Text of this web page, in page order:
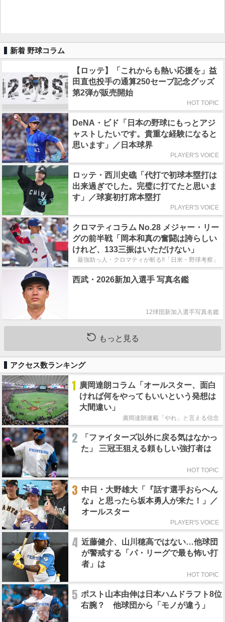
新着 野球コラム
【ロッテ】「これからも熱い応援を」益
田直也投手の通算250セーブ記念グッズ
第2弾が販売開始
HOT TOPIC
DeNA・ビド「日本の野球にもっとアジ
ャストしたいです。貴重な経験になると
思います」／日本球界
PLAYER'S VOICE
ロッテ・西川史礁「代打で初球本塁打は
出来過ぎでした。完璧に打てたと思いま
す」／球宴初打席本塁打
PLAYER'S VOICE
クロマティコラム No.28 メジャー・リー
グの前半戦「岡本和真の奮闘は誇らしい
けれど、133三振はいただけない」
最強助っ人・クロマティが斬る!!「日米・野球考察」
西武・2026新加入選手 写真名鑑
12球団新加入選手写真名鑑
もっと見る
アクセス数ランキング
1 廣岡達朗コラム「オールスター、面白
ければ何をやってもいいという発想は
大間違い」
廣岡達朗連載「やれ」と言える信念
2
「ファイターズ以外に戻る気はなかっ
た」 三冠王狙える頼もしい強打者は
HOT TOPIC
3 中日・大野雄大「『話す選手おらへん
な』と思ったら坂本勇人が来た！」／
オールスター
PLAYER'S VOICE
4 近藤健介、山川穂高ではない…他球団
が警戒する「パ・リーグで最も怖い打
者」は
HOT TOPIC
5 ポスト山本由伸は日本ハムドラフト8位
右腕？ 他球団から「モノが違う」